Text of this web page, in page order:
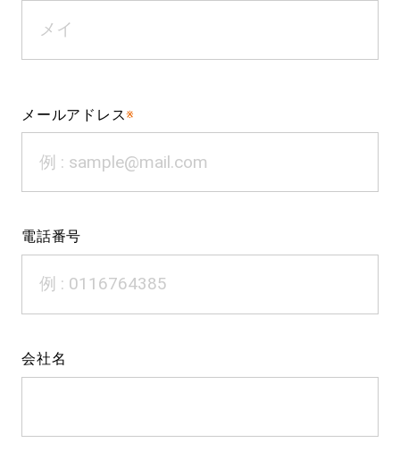
メールアドレス※
電話番号
会社名